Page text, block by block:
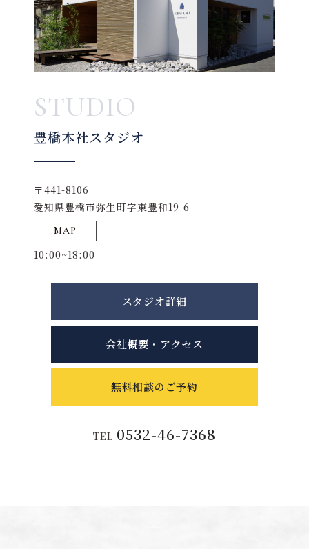
STUDIO
豊橋本社スタジオ
〒441-8106
愛知県豊橋市弥生町字東豊和19-6
MAP
10:00~18:00
スタジオ詳細
会社概要・アクセス
無料相談のご予約
TEL 0532-46-7368